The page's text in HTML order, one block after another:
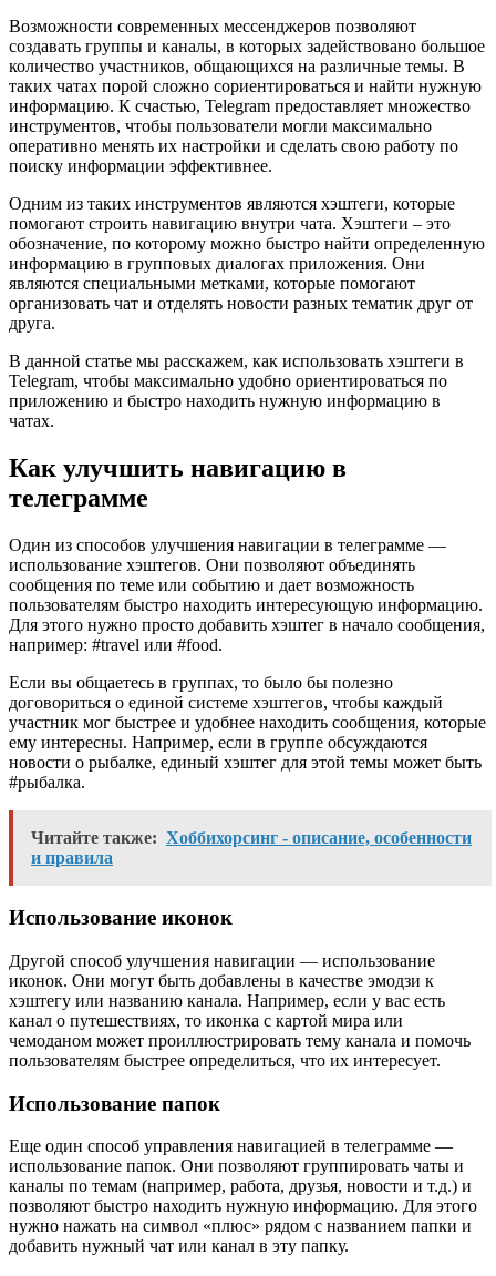
Возможности современных мессенджеров позволяют
создавать группы и каналы, в которых задействовано большое
количество участников, общающихся на различные темы. В
таких чатах порой сложно сориентироваться и найти нужную
информацию. К счастью, Telegram предоставляет множество
инструментов, чтобы пользователи могли максимально
оперативно менять их настройки и сделать свою работу по
поиску информации эффективнее.
Одним из таких инструментов являются хэштеги, которые
помогают строить навигацию внутри чата. Хэштеги – это
обозначение, по которому можно быстро найти определенную
информацию в групповых диалогах приложения. Они
являются специальными метками, которые помогают
организовать чат и отделять новости разных тематик друг от
друга.
В данной статье мы расскажем, как использовать хэштеги в
Telegram, чтобы максимально удобно ориентироваться по
приложению и быстро находить нужную информацию в
чатах.
Как улучшить навигацию в
телеграмме
Один из способов улучшения навигации в телеграмме —
использование хэштегов. Они позволяют объединять
сообщения по теме или событию и дает возможность
пользователям быстро находить интересующую информацию.
Для этого нужно просто добавить хэштег в начало сообщения,
например: #travel или #food.
Если вы общаетесь в группах, то было бы полезно
договориться о единой системе хэштегов, чтобы каждый
участник мог быстрее и удобнее находить сообщения, которые
ему интересны. Например, если в группе обсуждаются
новости о рыбалке, единый хэштег для этой темы может быть
#рыбалка.
Читайте также: Хоббихорсинг - описание, особенности
и правила
Использование иконок
Другой способ улучшения навигации — использование
иконок. Они могут быть добавлены в качестве эмодзи к
хэштегу или названию канала. Например, если у вас есть
канал о путешествиях, то иконка с картой мира или
чемоданом может проиллюстрировать тему канала и помочь
пользователям быстрее определиться, что их интересует.
Использование папок
Еще один способ управления навигацией в телеграмме —
использование папок. Они позволяют группировать чаты и
каналы по темам (например, работа, друзья, новости и т.д.) и
позволяют быстро находить нужную информацию. Для этого
нужно нажать на символ «плюс» рядом с названием папки и
добавить нужный чат или канал в эту папку.